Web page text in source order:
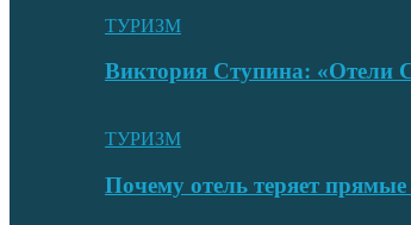
ТУРИЗМ
Виктория Ступина: «Отели
ТУРИЗМ
Почему отель теряет